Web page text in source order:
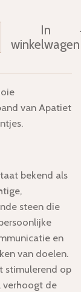
In
winkelwagen
van Apatiet
bekend als
steen die
en
van doelen.
stimulerend op
verhoogt de